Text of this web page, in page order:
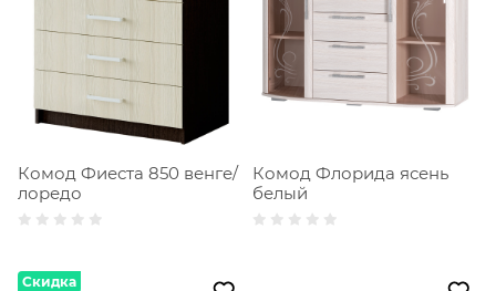
Комод Фиеста 850 венге/
лоредо
Комод Флорида ясень
белый
Скидка